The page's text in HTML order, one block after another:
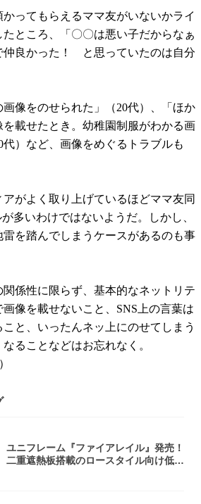
かってもらえるママ友がいないかライ
ところ、「〇〇は悪い子だからなぁ
仲良かった！ と思っていたのは自分
像をのせられた」（20代）、「ほか
載せたとき。幼稚園制服がわかる画
）など、画像をめぐるトラブルも
がよく取り上げているほどママ友同
多いわけではないようだ。しかし、
を踏んでしまうケースがあるのも事
関係性に限らず、基本的なネットリテ
像を載せないこと、SNS上の言葉は
と、いったんネッ上にのせてしまう
ることなどはお忘れなく。
ユニフレーム『ファイアレイル』発売！
二重遮熱板搭載のロースタイル向け低型